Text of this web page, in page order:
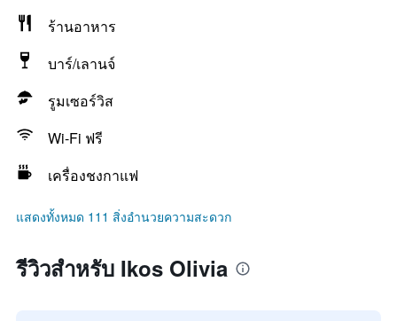
ร้านอาหาร
บาร์/เลานจ์
รูมเซอร์วิส
Wi-Fi ฟรี
เครื่องชงกาแฟ
แสดงทั้งหมด 111 สิ่งอำนวยความสะดวก
รีวิวสำหรับ Ikos Olivia